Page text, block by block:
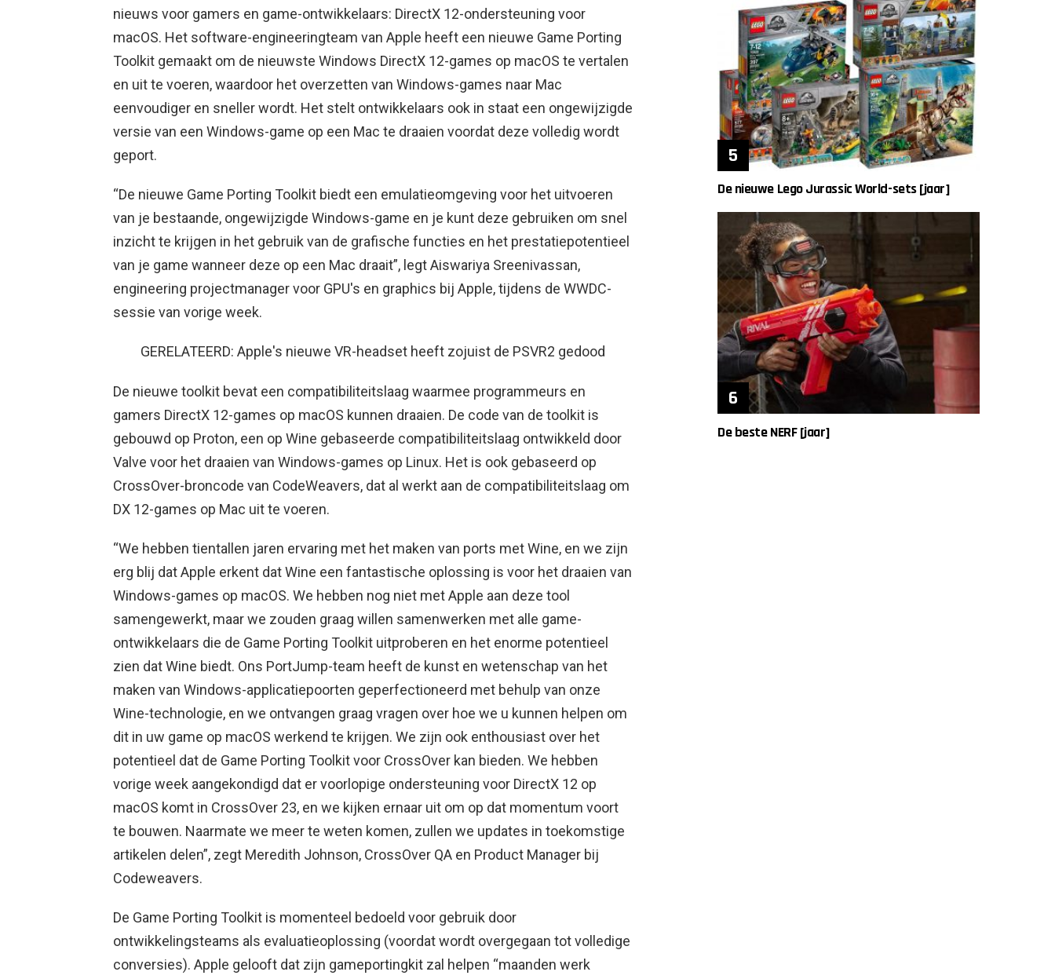
nieuws voor gamers en game-ontwikkelaars: DirectX 12-ondersteuning voor
macOS. Het software-engineeringteam van Apple heeft een nieuwe Game Porting
Toolkit gemaakt om de nieuwste Windows DirectX 12-games op macOS te vertalen
en uit te voeren, waardoor het overzetten van Windows-games naar Mac
eenvoudiger en sneller wordt. Het stelt ontwikkelaars ook in staat een ongewijzigde
versie van een Windows-game op een Mac te draaien voordat deze volledig wordt
geport.
“De nieuwe Game Porting Toolkit biedt een emulatieomgeving voor het uitvoeren
van je bestaande, ongewijzigde Windows-game en je kunt deze gebruiken om snel
inzicht te krijgen in het gebruik van de grafische functies en het prestatiepotentieel
van je game wanneer deze op een Mac draait”, legt Aiswariya Sreenivassan,
engineering projectmanager voor GPU's en graphics bij Apple, tijdens de WWDC-
sessie van vorige week.
GERELATEERD: Apple's nieuwe VR-headset heeft zojuist de PSVR2 gedood
De nieuwe toolkit bevat een compatibiliteitslaag waarmee programmeurs en
gamers DirectX 12-games op macOS kunnen draaien. De code van de toolkit is
gebouwd op Proton, een op Wine gebaseerde compatibiliteitslaag ontwikkeld door
Valve voor het draaien van Windows-games op Linux. Het is ook gebaseerd op
CrossOver-broncode van CodeWeavers, dat al werkt aan de compatibiliteitslaag om
DX 12-games op Mac uit te voeren.
“We hebben tientallen jaren ervaring met het maken van ports met Wine, en we zijn
erg blij dat Apple erkent dat Wine een fantastische oplossing is voor het draaien van
Windows-games op macOS. We hebben nog niet met Apple aan deze tool
samengewerkt, maar we zouden graag willen samenwerken met alle game-
ontwikkelaars die de Game Porting Toolkit uitproberen en het enorme potentieel
zien dat Wine biedt. Ons PortJump-team heeft de kunst en wetenschap van het
maken van Windows-applicatiepoorten geperfectioneerd met behulp van onze
Wine-technologie, en we ontvangen graag vragen over hoe we u kunnen helpen om
dit in uw game op macOS werkend te krijgen. We zijn ook enthousiast over het
potentieel dat de Game Porting Toolkit voor CrossOver kan bieden. We hebben
vorige week aangekondigd dat er voorlopige ondersteuning voor DirectX 12 op
macOS komt in CrossOver 23, en we kijken ernaar uit om op dat momentum voort
te bouwen. Naarmate we meer te weten komen, zullen we updates in toekomstige
artikelen delen”, zegt Meredith Johnson, CrossOver QA en Product Manager bij
Codeweavers.
De Game Porting Toolkit is momenteel bedoeld voor gebruik door
ontwikkelingsteams als evaluatieoplossing (voordat wordt overgegaan tot volledige
conversies). Apple gelooft dat zijn gameportingkit zal helpen “maanden werk
De nieuwe Lego Jurassic World-sets [jaar]
De beste NERF [jaar]